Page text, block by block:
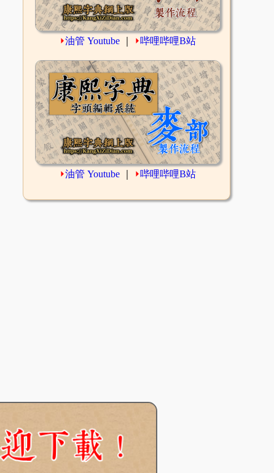
⏵油管 Youtube ⏵哔哩哔哩B站
⏵油管 Youtube ⏵哔哩哔哩B站